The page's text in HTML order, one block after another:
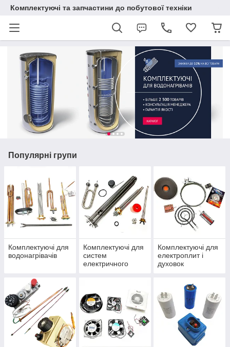
Комплектуючі та запчастини до побутової техніки
Популярні групи
Комплектуючі для
водонагрівачів
Комплектуючі для
систем
електричного
Комплектуючі для
електроплит і
духовок